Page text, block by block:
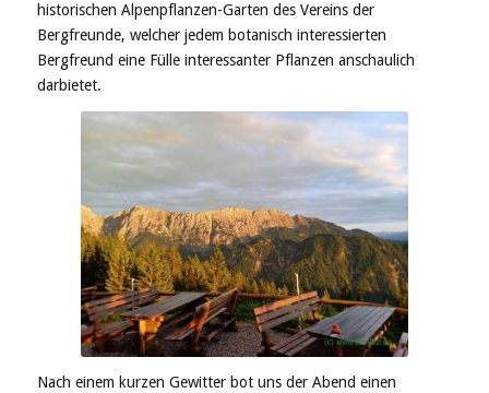
historischen Alpenpflanzen-Garten des Vereins der
Bergfreunde, welcherjedem botanisch interessierten
Bergfreund eine Fülle interessanter Pflanzen anschaulich
darbietet.
Nach einem kurzen Gewitter bot uns der Abend einen